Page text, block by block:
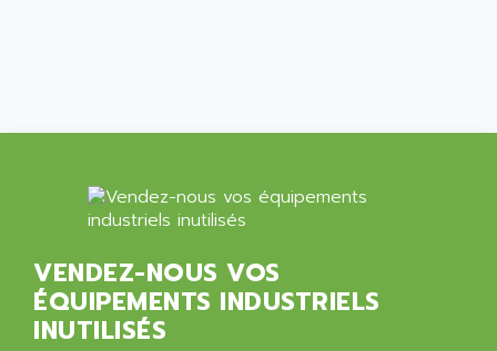
VENDEZ-NOUS VOS
ÉQUIPEMENTS INDUSTRIELS
INUTILISÉS